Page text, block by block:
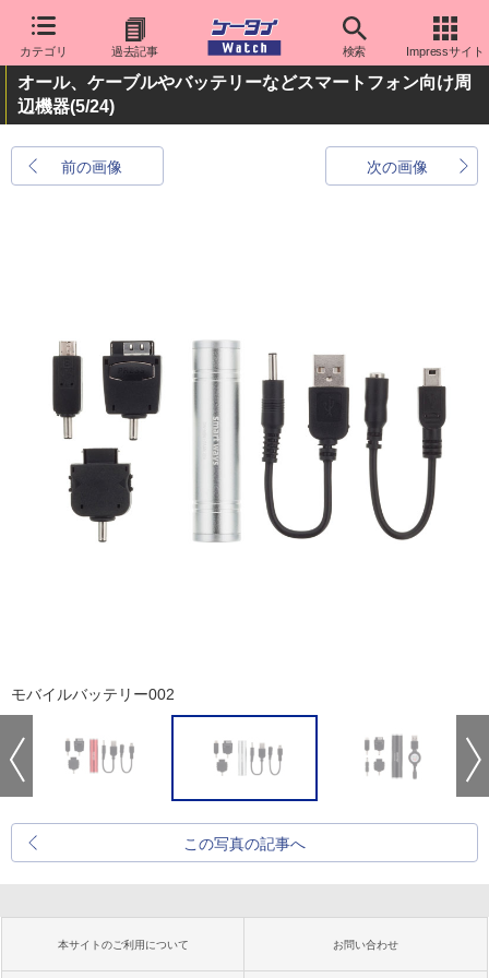
カテゴリ 過去記事 検索 Impressサイト
オール、ケーブルやバッテリーなどスマートフォン向け周
辺機器(5/24)
前の画像 次の画像
モバイルバッテリー002
この写真の記事へ
本サイトのご利用について お問い合わせ